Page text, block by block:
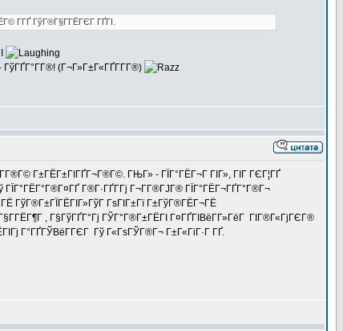
Г­ГҐ ГўГ®Г§Г­ГЁГЄГ ГҐГІ.
ГўГҐГ°Г­Г®! (Г¬Г»Г±Г«ГҐГ­Г­Г®)
Г±ГЁГ±ГІГҐГ¬Г®Г©. ГЊГ» - ГЇГ°ГЁГ¬Г ГІГ», ГІГ ГЄГ¦ГҐ
Г®Г·ГҐГ­Гј Г¬Г­Г®ГЈГ® ГЇГ°ГЁГ¬ГҐГ°Г®Г¬
ГўГ®Г±ГЇГЁГІГ»ГўГ ГѕГІГ±Гї Г±ГўГ®ГЁГ¬ГЁ
, Г§ГўГҐГ°Гј ГЎГ°Г®Г±ГЁГІ Г¤ГҐГІВёГ­Г»ГёГ ГІГ®Г«ГјГЄГ®
Г°ГҐГЎВёГ­ГЄГ Гў Г«ГѕГЎГ®Г¬ Г±Г«ГіГ·Г ГҐ.